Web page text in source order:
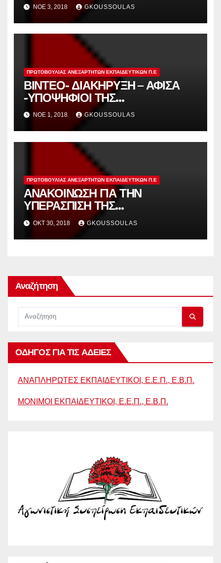
Η ΠΡΩΤΟΒΟΥΛΙΑ
ΑΝΕΞΑΡΤΗΤΩΝ
ΕΚΠΑΙΔΕΥΤΙΚΩΝ ΑΝΑΤΟΛΙΚΗΣ
ΝΟΈ 3, 2018 GKOUSSOULAS
ΠΡΩΤΟΒΟΥΛΊΑΣ ΑΝΕΞΆΡΤΗΤΩΝ ΕΚΠΑΙΔΕΥΤΙΚΏΝ Π.Ε
ΒΙΝΤΕΟ- ΔΙΑΚΗΡΥΞΗ – ΑΦΙΣΑ
-ΥΠΟΨΗΦΙΟΙ ΤΗΣ
ΠΡΩΤΟΒΟΥΛΙΑΣ ΑΝΕΞΑΡΤΗΤΩΝ
ΕΚΠΑΙΔΕΥΤΙΚΩΝ ΓΙΑ ΤΟ ΚΥΣΠΕ
ΝΟΈ 1, 2018 GKOUSSOULAS
ΠΡΩΤΟΒΟΥΛΊΑΣ ΑΝΕΞΆΡΤΗΤΩΝ ΕΚΠΑΙΔΕΥΤΙΚΏΝ Π.Ε
ΑΝΑΚΟΙΝΩΣΗ ΓΙΑ ΤΗΝ
ΥΠΕΡΑΣΠΙΣΗ ΤΗΣ
ΠΡΟΥΠΗΡΕΣΙΑΣ ΚΑΙ ΤΟΝ ΑΓΩΝΑ
ΓΙΑ ΔΙΟΡΙΣΜΟ ΟΛΩΝ ΤΩΝ
ΑΝΑΠΛΗΡΩΤΩΝ
ΟΚΤ 30, 2018 GKOUSSOULAS
Αναζήτηση
ΟΔΗΓΟΣ ΓΙΑ ΤΙΣ ΑΔΕΙΕΣ
ΑΝΑΠΛΗΡΩΤΕΣ ΕΚΠΑΙΔΕΥΤΙΚΟΙ, Ε.Ε.Π., Ε.Β.Π.
ΜΟΝΙΜΟΙ ΕΚΠΑΙΔΕΥΤΙΚΟΙ, Ε.Ε.Π., Ε.Β.Π.